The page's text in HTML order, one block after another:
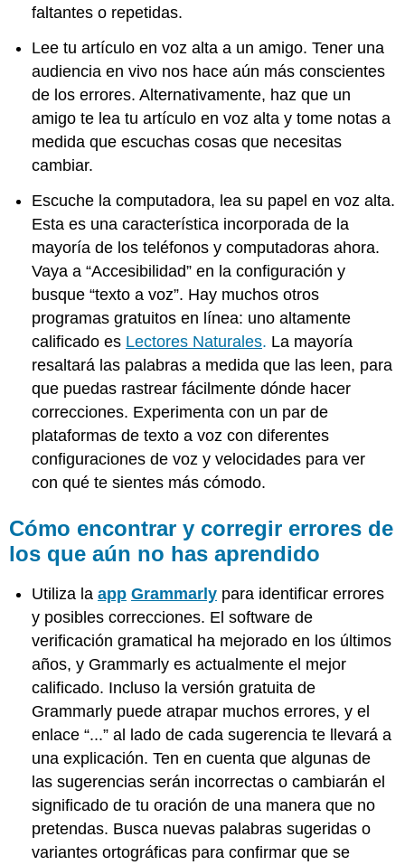
faltantes o repetidas.
Lee tu artículo en voz alta a un amigo. Tener una
audiencia en vivo nos hace aún más conscientes
de los errores. Alternativamente, haz que un
amigo te lea tu artículo en voz alta y tome notas a
medida que escuchas cosas que necesitas
cambiar.
Escuche la computadora, lea su papel en voz alta.
Esta es una característica incorporada de la
mayoría de los teléfonos y computadoras ahora.
Vaya a “Accesibilidad” en la configuración y
busque “texto a voz”. Hay muchos otros
programas gratuitos en línea: uno altamente
calificado es Lectores Naturales. La mayoría
resaltará las palabras a medida que las leen, para
que puedas rastrear fácilmente dónde hacer
correcciones. Experimenta con un par de
plataformas de texto a voz con diferentes
configuraciones de voz y velocidades para ver
con qué te sientes más cómodo.
Cómo encontrar y corregir errores de
los que aún no has aprendido
Utiliza laapp Grammarly para identificar errores
y posibles correcciones. El software de
verificación gramatical ha mejorado en los últimos
años, y Grammarly es actualmente el mejor
calificado. Incluso la versión gratuita de
Grammarly puede atrapar muchos errores, y el
enlace “...” al lado de cada sugerencia te llevará a
una explicación. Ten en cuenta que algunas de
las sugerencias serán incorrectas o cambiarán el
significado de tu oración de una manera que no
pretendas. Busca nuevas palabras sugeridas o
variantes ortográficas para confirmar que se